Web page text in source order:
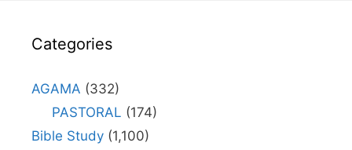
Categories
AGAMA (332)
PASTORAL (174)
Bible Study (1,100)